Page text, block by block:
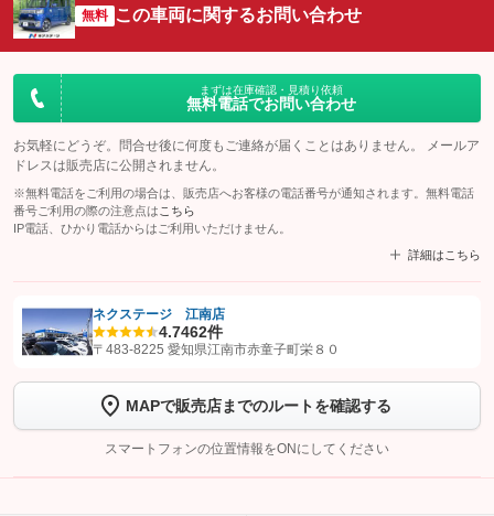
無料 この車両に関するお問い合わせ
まずは在庫確認・見積り依頼
無料電話でお問い合わせ
お気軽にどうぞ。問合せ後に何度もご連絡が届くことはありません。 メールア
ドレスは販売店に公開されません。
※無料電話をご利用の場合は、販売店へお客様の電話番号が通知されます。無料電話
番号ご利用の際の注意点は こちら
IP電話、ひかり電話からはご利用いただけません。
詳細はこちら
【STEP1】認証画面でグーネットを友だち追加してから「許可する」ボタンを押
トーク画面で
ボタンをタップして問い合わせを
完了してください。
こちら
ネクステージ 江南店
4.7462件
〒483-8225 愛知県江南市赤童子町栄８０
MAPで販売店までのルートを確認する
スマートフォンの位置情報をONにしてください